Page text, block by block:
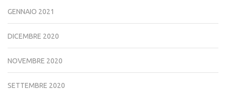
GENNAIO 2021
DICEMBRE 2020
NOVEMBRE 2020
SETTEMBRE 2020